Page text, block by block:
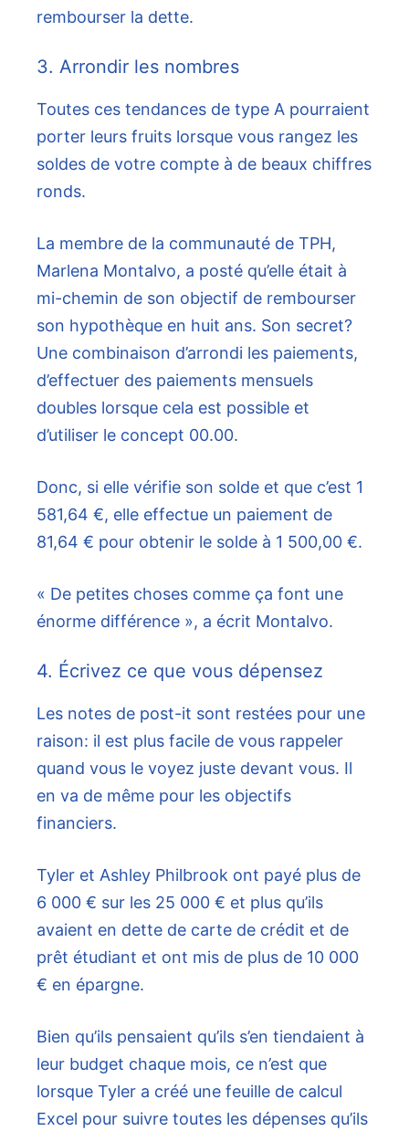
rembourser la dette.
3. Arrondir les nombres
Toutes ces tendances de type A pourraient
porter leurs fruits lorsque vous rangez les
soldes de votre compte à de beaux chiffres
ronds.
La membre de la communauté de TPH,
Marlena Montalvo, a posté qu’elle était à
mi-chemin de son objectif de rembourser
son hypothèque en huit ans. Son secret?
Une combinaison d’arrondi les paiements,
d’effectuer des paiements mensuels
doubles lorsque cela est possible et
d’utiliser le concept 00.00.
Donc, si elle vérifie son solde et que c’est 1
581,64 €, elle effectue un paiement de
81,64 € pour obtenir le solde à 1 500,00 €.
« De petites choses comme ça font une
énorme différence », a écrit Montalvo.
4. Écrivez ce que vous dépensez
Les notes de post-it sont restées pour une
raison: il est plus facile de vous rappeler
quand vous le voyez juste devant vous. Il
en va de même pour les objectifs
financiers.
Tyler et Ashley Philbrook ont ​​payé plus de
6 000 € sur les 25 000 € et plus qu’ils
avaient en dette de carte de crédit et de
prêt étudiant et ont mis de plus de 10 000
€ en épargne.
Bien qu’ils pensaient qu’ils s’en tiendaient à
leur budget chaque mois, ce n’est que
lorsque Tyler a créé une feuille de calcul
Excel pour suivre toutes les dépenses qu’ils